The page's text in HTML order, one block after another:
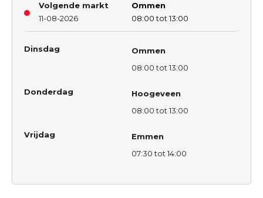
Volgende markt
11-08-2026
Ommen
08:00 tot 13:00
Dinsdag
Ommen
08:00 tot 13:00
Donderdag
Hoogeveen
08:00 tot 13:00
Vrijdag
Emmen
07:30 tot 14:00